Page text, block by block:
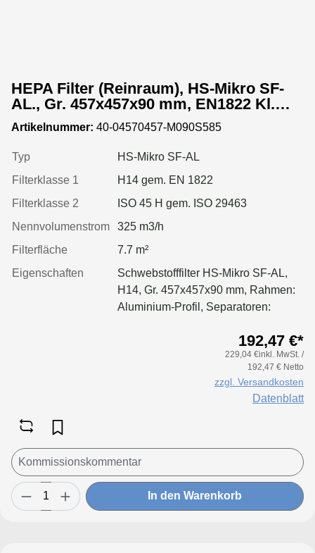
HEPA Filter (Reinraum), HS-Mikro SF-
AL., Gr. 457x457x90 mm, EN1822 Kl.
H14, Rahmen: AL-Profil, Griffschutz:
einseitig, Dichtung: einseitig,
geschäumt
Artikelnummer: 40-04570457-M090S585
Typ
HS-Mikro SF-AL
Filterklasse 1
H14 gem. EN 1822
Filterklasse 2
ISO 45 H gem. ISO 29463
Nennvolumenstrom
325 m3/h
Filterfläche
7.7 m²
Eigenschaften
Schwebstofffilter HS-Mikro SF-AL,
H14, Gr. 457x457x90 mm, Rahmen:
Aluminium-Profil, Separatoren:
Griffschutz: pulverbeschichtet192,47 €*
229,04 €inkl. MwSt. /
192,47 € Netto
zzgl. Versandkosten
Datenblatt
In den Warenkorb